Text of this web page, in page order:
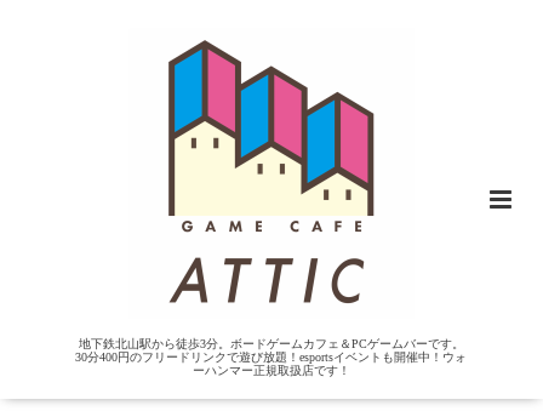
地下鉄北山駅から徒歩3分。ボードゲームカフェ＆PCゲームバーです。
30分400円のフリードリンクで遊び放題！esportsイベントも開催中！ウォ
ーハンマー正規取扱店です！